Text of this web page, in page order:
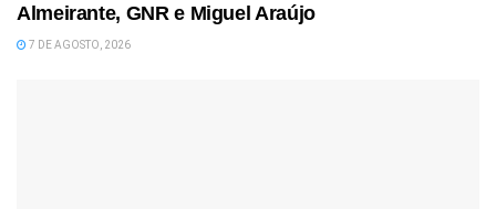
Almeirante, GNR e Miguel Araújo
7 DE AGOSTO, 2026